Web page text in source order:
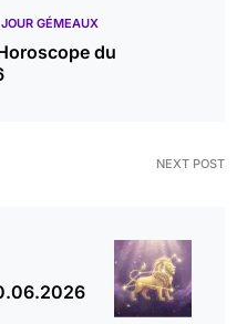
GÉMEAUX
du
NEXT POST